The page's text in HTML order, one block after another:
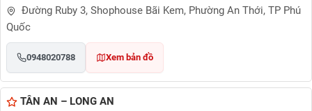
Đường Ruby 3, Shophouse Bãi Kem, Phường An Thới, TP Phú
Quốc
0948020788 Xem bản đồ
TÂN AN – LONG AN